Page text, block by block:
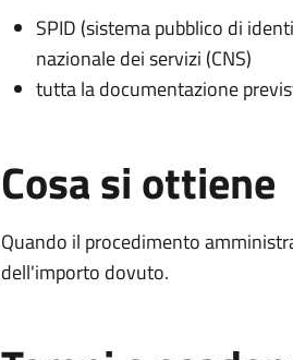
SPID (sistema pubblico di
nazionale dei servizi (CNS)
tutta la documentazione
Cosa si ottiene
Quando il procedimento
dell'importo dovuto.